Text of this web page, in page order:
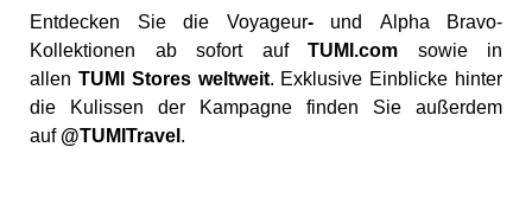
Entdecken Sie die Voyageur-und Alpha Bravo-
Kollektionen ab sofort auf TUMI.com sowie in
allen TUMI Stores weltweit. Exklusive Einblicke hinter
die Kulissen der Kampagne finden Sie außerdem
auf @TUMITravel .